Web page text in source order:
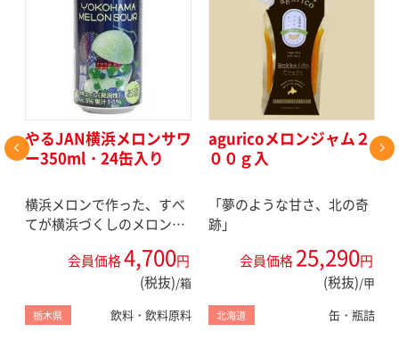
やるJAN横浜メロンサワ
ー350ml・24缶入り
横浜メロンで作った、すべ
てが横浜づくしのメロンサ
会員価格4,700円
(税抜)/箱
栃木県 飲料・飲料原料
aguricoメロンジャム２
００ｇ入
「夢のような甘さ、北の奇
跡」
会員価格 25,290円
(税抜)/甲
北海道 缶・瓶詰